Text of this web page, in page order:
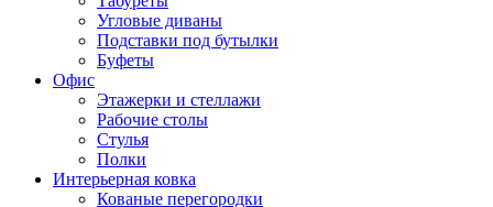
Угловые диваны
Подставки под бутылки
Буфеты
Офис
Этажерки и стеллажи
Рабочие столы
Стулья
Полки
Интерьерная ковка
Кованые перегородки